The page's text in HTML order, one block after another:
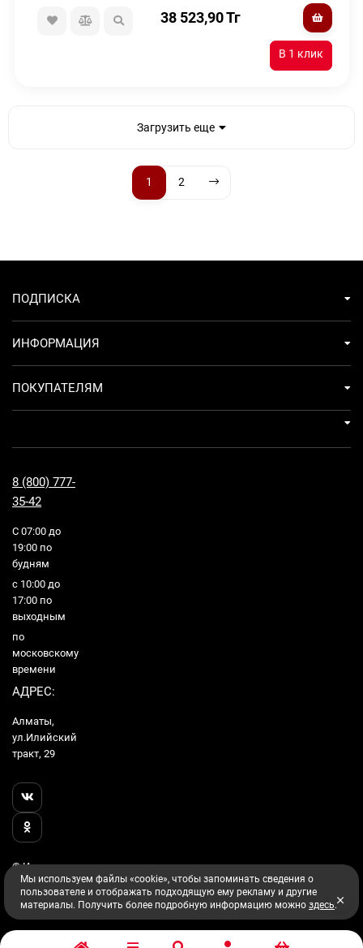
38 523,90Тг
Загрузить еще
1 2
ПОДПИСКА
ИНФОРМАЦИЯ
ПОКУПАТЕЛЯМ
8 (800) 777-
35-42
С 07:00 до
19:00 по
будням
с 10:00 до
17:00 по
выходным
по
московскому
времени
АДРЕС:
Алматы,
ул.Илийский
тракт, 29
© Интернет
Гипермаркет
Utake, 2026
Мы используем файлы «cookie», чтобы запоминать сведения о
пользователе и отображать подходящую ему рекламу и другие
материалы. Получить более подробную информацию можно здесь.